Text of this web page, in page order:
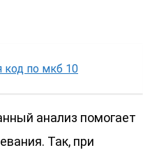
код по мкб 10
анализ помогает
Так, при